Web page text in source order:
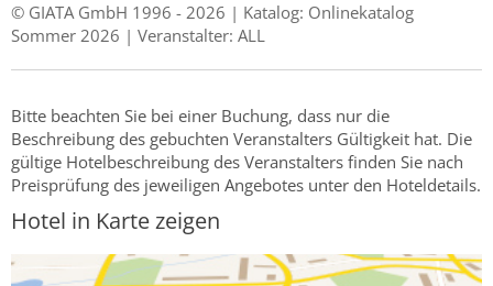
© GIATA GmbH 1996 - 2026 | Katalog: Onlinekatalog
Sommer 2026 | Veranstalter: ALL
Bitte beachten Sie bei einer Buchung, dass nur die
Beschreibung des gebuchten Veranstalters Gültigkeit hat. Die
gültige Hotelbeschreibung des Veranstalters finden Sie nach
Preisprüfung des jeweiligen Angebotes unter den Hoteldetails.
Hotel in Karte zeigen